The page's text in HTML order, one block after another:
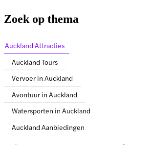
Zoek op thema
Auckland Attracties
Auckland Tours
Vervoer in Auckland
Avontuur in Auckland
Watersporten in Auckland
Auckland Aanbiedingen